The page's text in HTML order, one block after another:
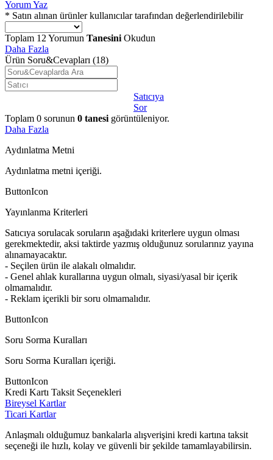
Yorum Yaz
* Satın alınan ürünler kullanıcılar tarafından değerlendirilebilir
Toplam 12 Yorumun Tanesini Okudun
Daha Fazla
Ürün Soru&Cevapları (18)
Satıcıya
Sor
Toplam 0 sorunun 0 tanesi görüntüleniyor.
Daha Fazla
Aydınlatma Metni
Aydınlatma metni içeriği.
ButtonIcon
Yayınlanma Kriterleri
Satıcıya sorulacak soruların aşağıdaki kriterlere uygun olması
gerekmektedir, aksi taktirde yazmış olduğunuz sorularınız yayına
alınamayacaktır.
- Seçilen ürün ile alakalı olmalıdır.
- Genel ahlak kurallarına uygun olmalı, siyasi/yasal bir içerik
olmamalıdır.
- Reklam içerikli bir soru olmamalıdır.
ButtonIcon
Soru Sorma Kuralları
Soru Sorma Kuralları içeriği.
ButtonIcon
Kredi Kartı Taksit Seçenekleri
Bireysel Kartlar
Ticari Kartlar
Anlaşmalı olduğumuz bankalarla alışverişini kredi kartına taksit
seçeneği ile hızlı, kolay ve güvenli bir şekilde tamamlayabilirsin.